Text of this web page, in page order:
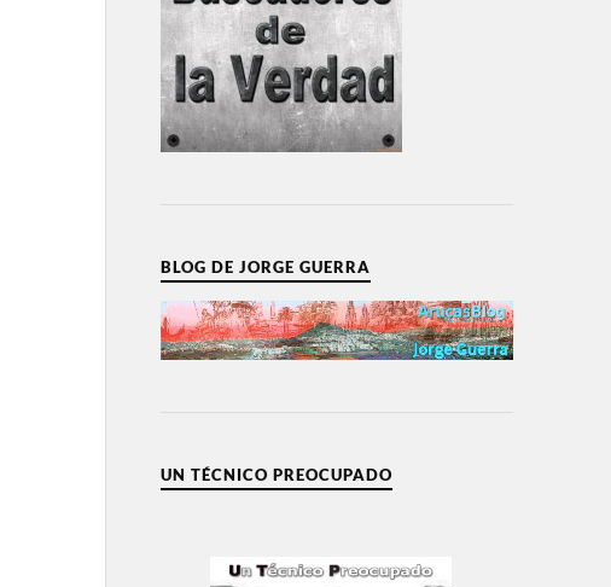
BLOG DE JORGE GUERRA
UN TÉCNICO PREOCUPADO